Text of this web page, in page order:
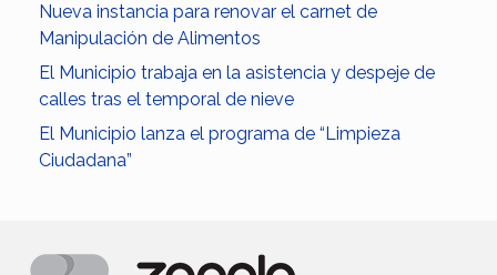
Nueva instancia para renovar el carnet de
Manipulación de Alimentos
El Municipio trabaja en la asistencia y despeje de
calles tras el temporal de nieve
El Municipio lanza el programa de “Limpieza
Ciudadana”